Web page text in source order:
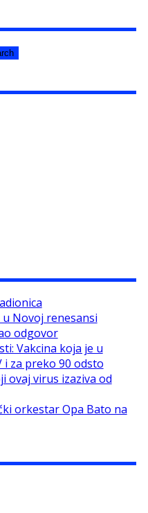
u Novoj renesansi
odgovor
Vakcina koja je u
za preko 90 odsto
ovaj virus izaziva od
orkestar Opa Bato na